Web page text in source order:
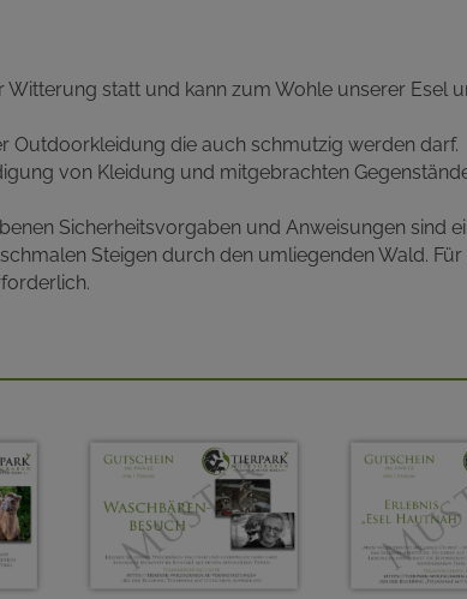
statt und kann zum Wohle unserer Esel
Outdoorkleidung die auch schmutzig werden darf.
von Kleidung und mitgebrachten
Sicherheitsvorgaben und Anweisungen sind
Steigen durch den umliegenden Wald. Für